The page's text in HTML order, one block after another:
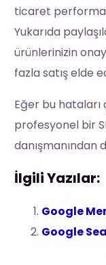
ticaret
Yukarıda
ürünlerinizin
fazla satış elde
Eğer bu hataları
profesyonel bir
danışmanından
İlgili Yazılar:
Google
Google